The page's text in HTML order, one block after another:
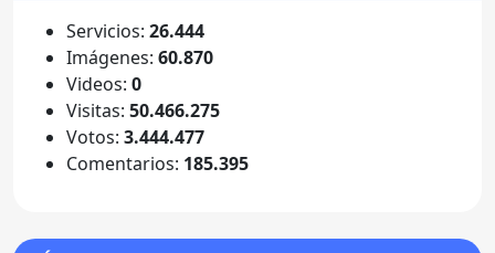
Servicios: 26.444
Imágenes: 60.870
Videos: 0
Visitas: 50.466.275
Votos: 3.444.477
Comentarios: 185.395